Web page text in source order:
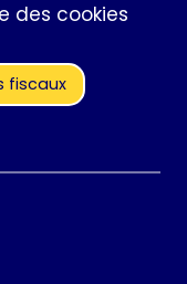
des cookies
fiscaux